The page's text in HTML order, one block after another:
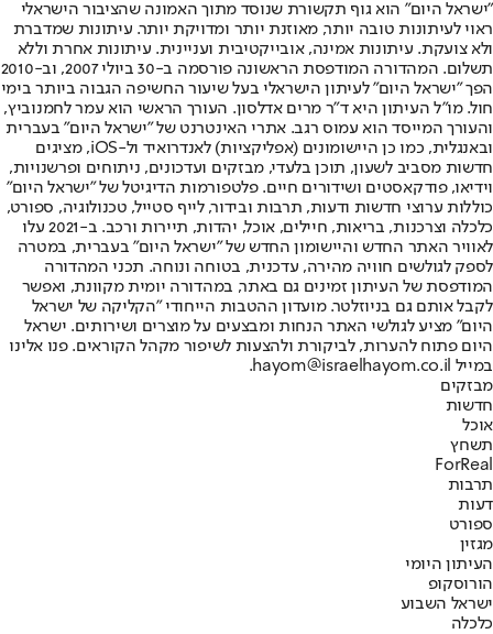
"ישראל היום" הוא גוף תקשורת שנוסד מתוך האמונה שהציבור הישראלי
ראוי לעיתונות טובה יותר, מאוזנת יותר ומדויקת יותר. עיתונות שמדברת
ולא צועקת. עיתונות אמינה, אובייקטיבית ועניינית. עיתונות אחרת וללא
תשלום. המהדורה המודפסת הראשונה פורסמה ב-30 ביולי 2007, וב-2010
הפך "ישראל היום" לעיתון הישראלי בעל שיעור החשיפה הגבוה ביותר בימי
חול. מו"ל העיתון היא ד"ר מרים אדלסון. העורך הראשי הוא עמר לחמנוביץ,
והעורך המייסד הוא עמוס רגב. אתרי האינטרנט של "ישראל היום" בעברית
ובאנגלית, כמו כן היישומונים (אפליקציות) לאנדרואיד ול-iOS, מציגים
חדשות מסביב לשעון, תוכן בלעדי, מבזקים ועדכונים, ניתוחים ופרשנויות,
וידיאו, פודקאסטים ושידורים חיים. פלטפורמות הדיגיטל של "ישראל היום"
כוללות ערוצי חדשות ודעות, תרבות ובידור, לייף סטייל, טכנולוגיה, ספורט,
כלכלה וצרכנות, בריאות, חיילים, אוכל, יהדות, תיירות ורכב. ב-2021 עלו
לאוויר האתר החדש והיישומון החדש של "ישראל היום" בעברית, במטרה
לספק לגולשים חוויה מהירה, עדכנית, בטוחה ונוחה. תכני המהדורה
המודפסת של העיתון זמינים גם באתר, במהדורה יומית מקוונת, ואפשר
לקבל אותם גם בניוזלטר. מועדון ההטבות הייחודי "הקליקה של ישראל
היום" מציע לגולשי האתר הנחות ומבצעים על מוצרים ושירותים. ישראל
היום פתוח להערות, לביקורת ולהצעות לשיפור מקהל הקוראים. פנו אלינו
במייל hayom@israelhayom.co.il.
מבזקים
חדשות
אוכל
תשחץ
ForReal
תרבות
דעות
ספורט
מגזין
העיתון היומי
הורוסקופ
ישראל השבוע
כלכלה